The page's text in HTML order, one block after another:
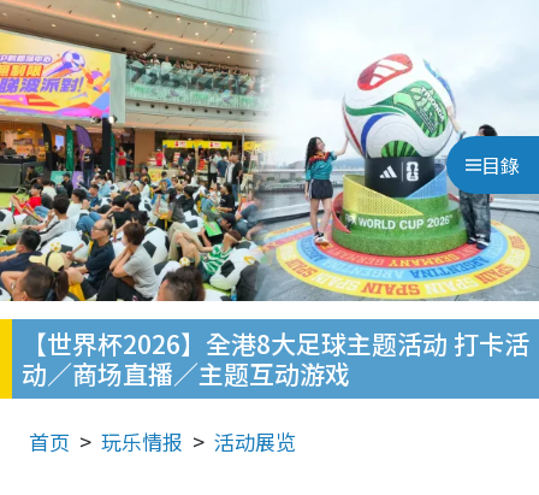
目錄
【世界杯2026】全港8大足球主题活动 打卡活
动／商场直播／主题互动游戏
首页 玩乐情报 活动展览